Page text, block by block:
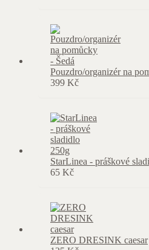
Pouzdro/organizér na
399 Kč
StarLinea - práškové
65 Kč
ZERO DRESINK caesar